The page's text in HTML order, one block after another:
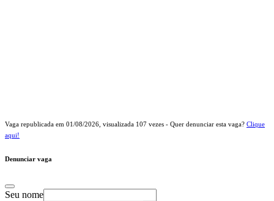
Vaga republicada em 01/08/2026 , visualizada 107 vezes - Quer denunciar esta vaga? Clique
aqui!
Denunciar vaga
Seu nome